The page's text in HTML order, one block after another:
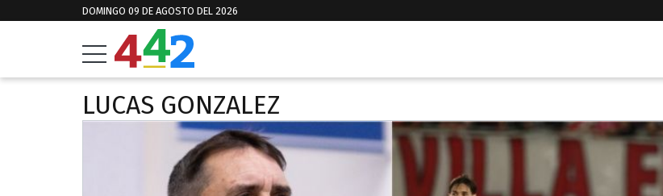
DOMINGO 09 DE AGOSTO DEL 2026
LUCAS GONZALEZ